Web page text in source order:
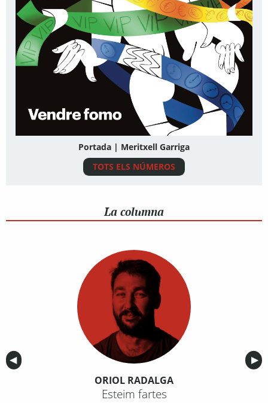
Portada | Meritxell Garriga
TOTS ELS NÚMEROS
La columna
Anterior
◀︎ ▶︎
ORIOL RADALGA
Esteim fartes